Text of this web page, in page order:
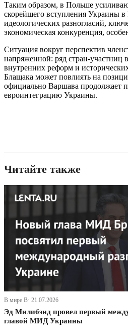
Таким образом, в Польше
скорейшего вступления Украины
идеологических разногласий,
экономическая конкуренция,
Ситуация вокруг перспектив
напряженной: ряд стран-участниц
внутренних реформ и
Блащака может повлиять на
официально Варшава продолжает
евроинтеграцию Украины.
Читайте также
В мире В· 21.07.2026
Эд Милибэнд провел первый
главой МИД Украины